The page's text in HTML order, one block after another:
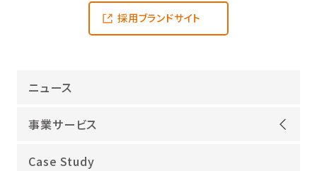
採用ブランドサイト
ニュース
事業サービス
オープンアップグループが選ばれる理由
Case Study